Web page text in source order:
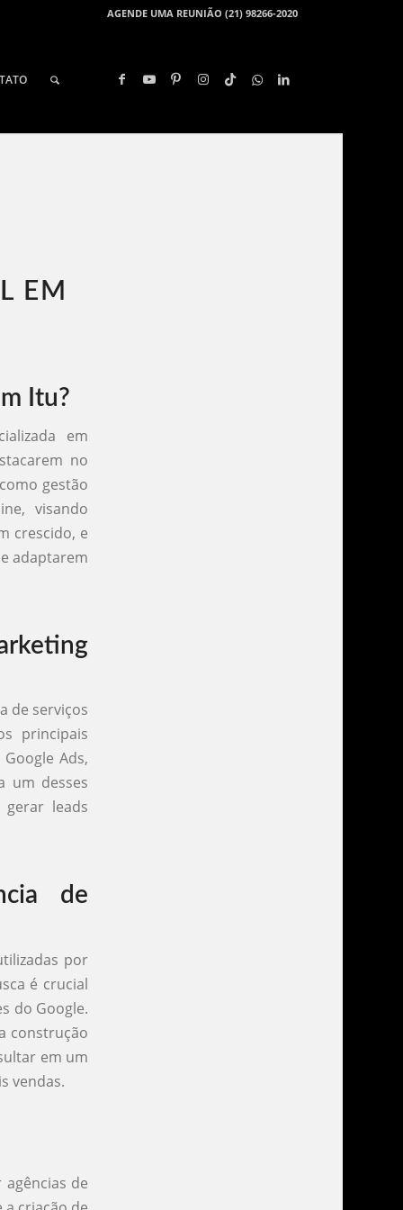
AGENDE UMA REUNIÃO (21) 98266-2020
EM
Itu?
em
no
gestão
visando
crescido, e
adaptarem
de serviços
principais
Ads,
um desses
leads
de
por
é crucial
do Google.
construção
em um
vendas.
de